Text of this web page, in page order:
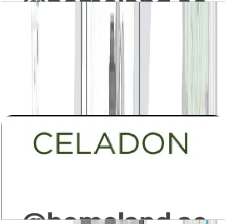
Celadon, Building 1-2-3, 1BR, Type A1, Level 1-
2-6, Unit 101-201-202(M)-102(M)-601-602?
(M)-101-102(M)-201-202(M)-601-
602(M)-101(M)-201(M)-202-102-